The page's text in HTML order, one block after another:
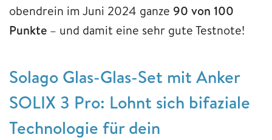
obendrein im Juni 2024 ganze 90 von 100
Punkte – und damit eine sehr gute Testnote!
Solago Glas-Glas-Set mit Anker
SOLIX 3 Pro: Lohnt sich bifaziale
Technologie für dein